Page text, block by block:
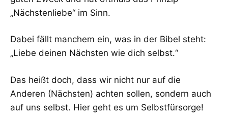
„Nächstenliebe“ im Sinn.
Dabei fällt manchem ein, was in der Bibel steht:
„Liebe deinen Nächsten wie dich selbst.“
Das heißt doch, dass wir nicht nur auf die
Anderen (Nächsten) achten sollen, sondern auch
auf uns selbst. Hier geht es um Selbstfürsorge!